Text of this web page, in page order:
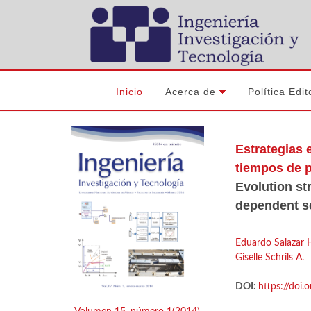
Inicio Acerca de Política
Estrategias
tiempos de
Evolution
dependent
Eduardo Salazar
Giselle Schrils A.
DOI: https://